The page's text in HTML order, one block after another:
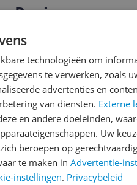
Reviews
Heb jij dit product in
met het schrijven van je
een review gemiddeld
andere bezoekers een
€250,-! Klik hier voor de
Cijfer
Welk cijfer geef jij dit
technologieën om
te verwerken, zoals
advertenties en
van diensten. Externe
en andere doeleinden,
Uw
beroepen op
te maken in Advertentie-
instellingen. Privacybeleid